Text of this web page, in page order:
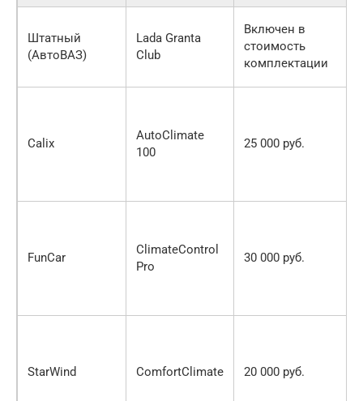
Штатный
(АвтоВАЗ)
Lada Granta
Club
Включен в
стоимость
комплектации
Calix
AutoClimate
100
25 000 руб.
FunCar
ClimateControl
Pro
30 000 руб.
StarWind ComfortClimate 20 000 руб.